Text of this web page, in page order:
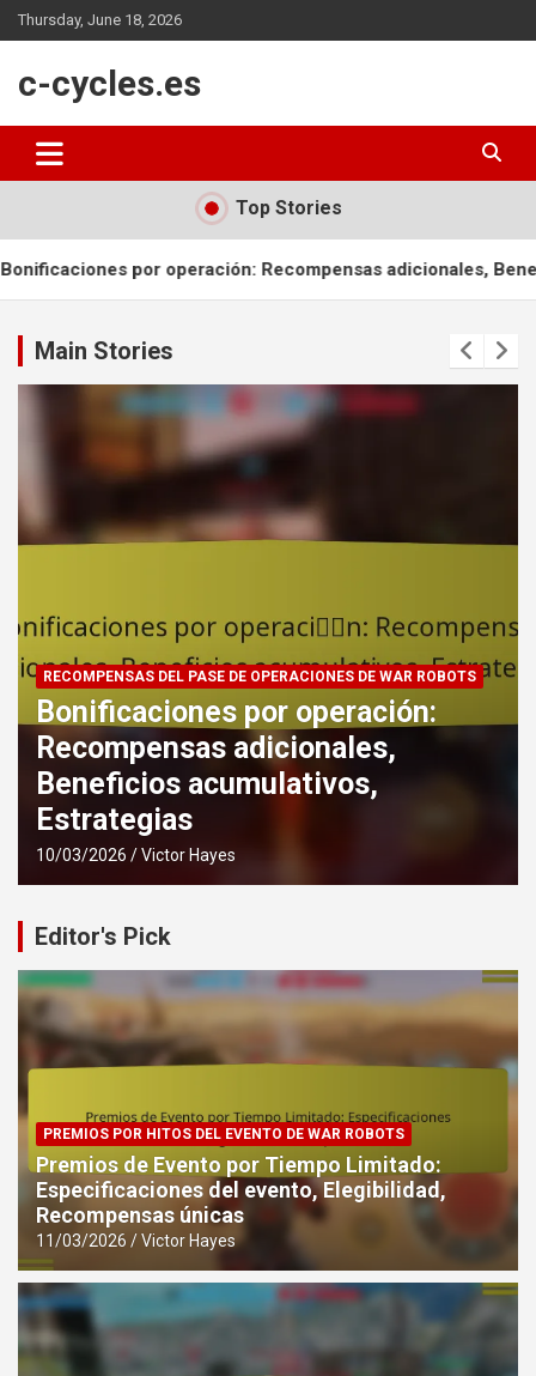
Skip
to
Thursday, June 18, 2026
c-cycles.es
Top Stories
Recompensas adicionales, Beneficios acumulativos,
Main Stories
PREMIOS POR HITOS DEL EVENTO DE WAR ROBOTS
Desafíos de Hitos del Evento:
Tipos de desafíos, Estructuras de
recompensas, Consejos para la
finalización
09/03/2026 Victor Hayes
Editor's Pick
PREMIOS POR HITOS DEL EVENTO DE WAR ROBOTS
Premios de Evento por Tiempo Limitado:
Especificaciones del evento, Elegibilidad,
Recompensas únicas
11/03/2026 Victor Hayes